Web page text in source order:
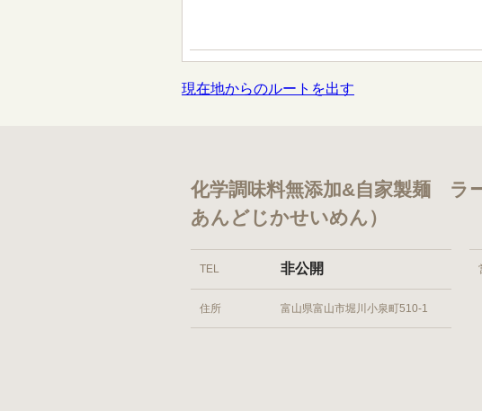
現在地からのルートを出す
化学調味料無添加&自家製麺
あんどじかせいめん）
TEL 非公開
住所 富山県富山市堀川小泉町510-1